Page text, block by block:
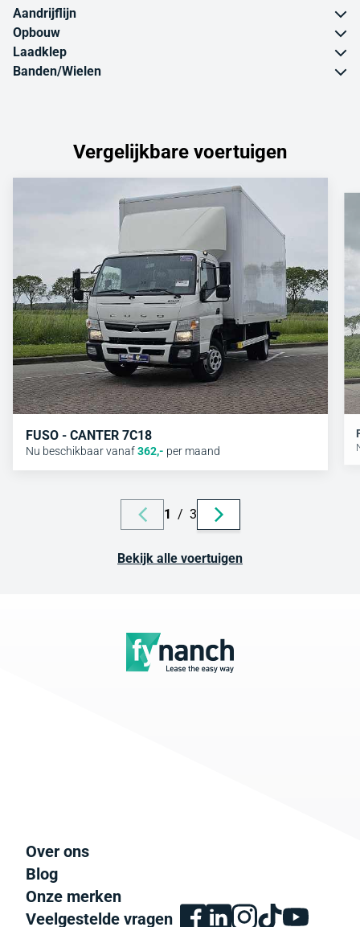
Aandrijflijn
Opbouw
Laadklep
Banden/Wielen
Vergelijkbare voertuigen
FUSO - CANTER 7C18
Nu beschikbaar vanaf362,- per maand
1 / 3
Bekijk alle voertuigen
Over ons
Blog
Onze merken
Veelgestelde vragen